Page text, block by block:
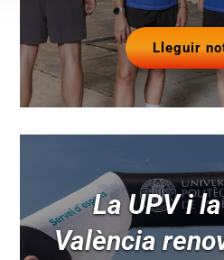
Lleguir
La UPV i
València